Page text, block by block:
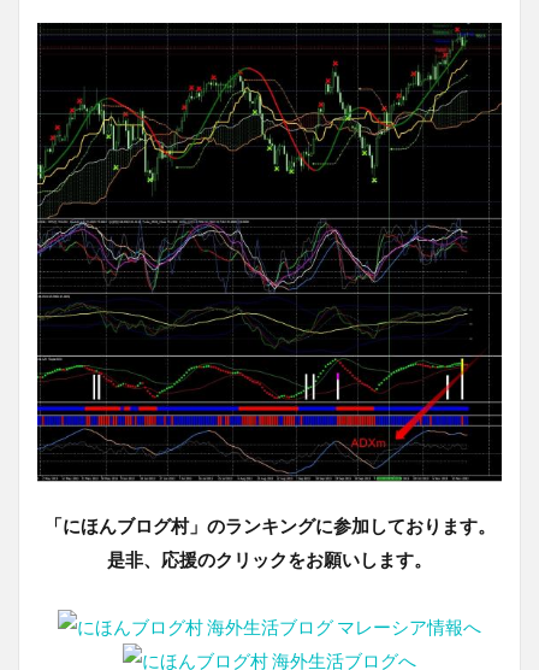
「にほんブログ村」のランキングに参加しております。
是非、応援のクリックをお願いします。